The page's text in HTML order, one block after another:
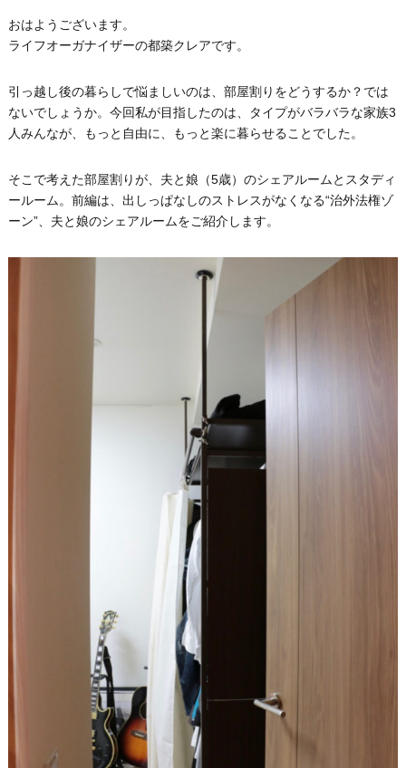
おはようございます。
ライフオーガナイザーの都築クレアです。
引っ越し後の暮らしで悩ましいのは、部屋割りをどうするか？では
ないでしょうか。今回私が目指したのは、タイプがバラバラな家族3
人みんなが、もっと自由に、もっと楽に暮らせることでした。
そこで考えた部屋割りが、夫と娘（5歳）のシェアルームとスタディ
ールーム。前編は、出しっぱなしのストレスがなくなる“治外法権ゾ
ーン”、夫と娘のシェアルームをご紹介します。